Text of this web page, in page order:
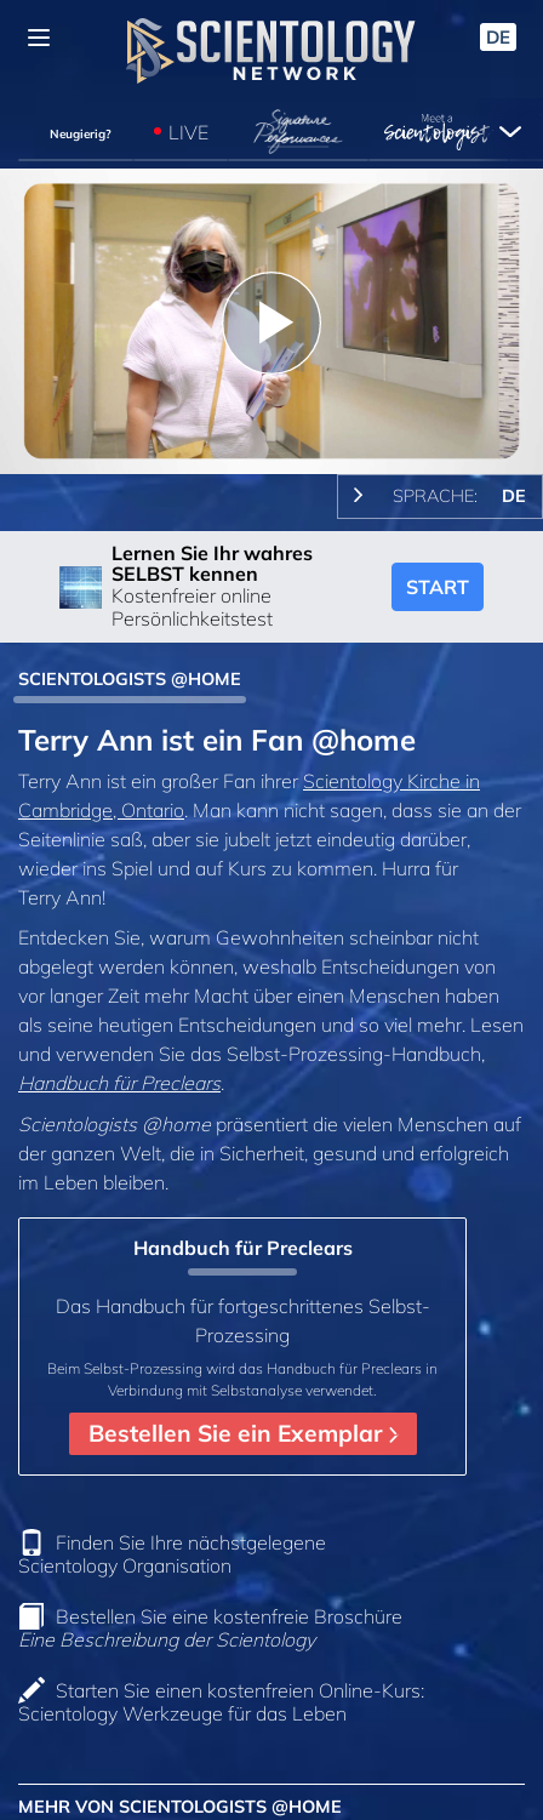
DE
Neugierig? LIVE
Play
Video
SPRACHE: DE
Lernen Sie Ihr wahres
SELBST kennen
Kostenfreier online
Persönlichkeitstest
START
SCIENTOLOGISTS @HOME
Terry Ann ist ein Fan @home
Terry Ann ist ein großer Fan ihrer Scientology Kirche in
Cambridge, Ontario. Man kann nicht sagen, dass sie an der
Seitenlinie saß, aber sie jubelt jetzt eindeutig darüber,
wieder ins Spiel und auf Kurs zu kommen. Hurra für
Terry Ann!
Entdecken Sie, warum Gewohnheiten scheinbar nicht
abgelegt werden können, weshalb Entscheidungen von
vor langer Zeit mehr Macht über einen Menschen haben
als seine heutigen Entscheidungen und so viel mehr. Lesen
und verwenden Sie das Selbst-Prozessing-Handbuch,
Handbuch für Preclears.
Scientologists @homepräsentiert die vielen Menschen auf
der ganzen Welt, die in Sicherheit, gesund und erfolgreich
im Leben bleiben.
Handbuch für Preclears
Das Handbuch für fortgeschrittenes Selbst-
Prozessing
Beim Selbst-Prozessing wird das Handbuch für Preclears in
Verbindung mit Selbstanalyse verwendet.
Bestellen Sie ein Exemplar
Finden Sie Ihre nächstgelegene
Scientology Organisation
Bestellen Sie eine kostenfreie Broschüre
Eine Beschreibung der Scientology
Starten Sie einen kostenfreien Online-Kurs:
Scientology Werkzeuge für das Leben
MEHR VON SCIENTOLOGISTS @HOME